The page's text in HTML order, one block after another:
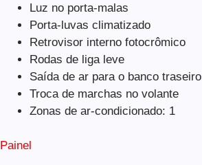
Luz no porta-malas
Porta-luvas climatizado
Retrovisor interno fotocrômico
Rodas de liga leve
Saída de ar para o banco traseiro
Troca de marchas no volante
Zonas de ar-condicionado: 1
Painel